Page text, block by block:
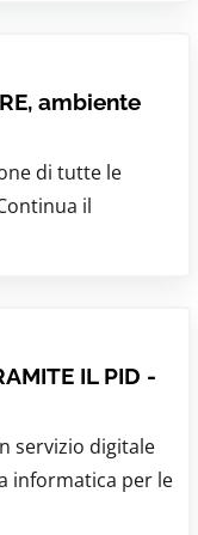
ambiente
di tutte le
il
IL PID -
servizio digitale
informatica per le